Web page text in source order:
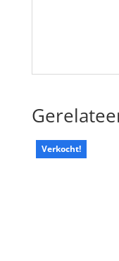
Verkocht!